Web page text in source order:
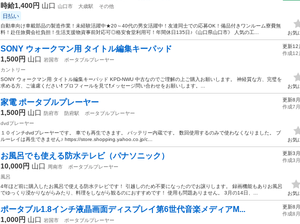
時給1,400円 山口 山口市 大歳駅 その他
日払い
自動車向け車載部品の製造作業！未経験活躍中★20～40代の男女活躍中！友達同士での応募OK！備品付きワンルーム寮費無
料！赴任旅費会社負担！生活支援物資事前対応可◎格安食堂利用可！年間休日135日♪《山口県山口市》 人気の工...
お気
SONY ウォークマン用 タイトル編集キーパッド
1,500円 山口 岩国市
ポータブルプレーヤー
カントリー
SONY ウォークマン用 タイトル編集キーパッド KPD-NWU 中古なのでご理解の上ご購入お願いします。 神経質な方、完璧を
求める方、ご遠慮ください❗️ プロフィールを見て❗️メッセージ問い合わせをお願いします。...
更新12
作成12
お気
家電 ポータブルプレーヤー
1,500円 山口 防府市 防府駅
ポータブルプレーヤー
dvdプレーヤー
１０インチdvdプレーヤーです。 車でも再生できます。 バッテリー内蔵です。 数回使用するのみで使わなくなりました。 ブ
ルーレイは再生できません♪ https://store.shopping.yahoo.co.jp/c...
更新8
作成7
お気
お風呂でも使える防水テレビ（パナソニック）
10,000円 山口 周南市
ポータブルプレーヤー
風呂
4年ほど前に購入したお風呂で使える防水テレビです！ 引越しのため不要になったのでお譲りします。 録画機能もありお風呂
でゆっくり浸かりながらみたり、料理をしながら観るのにおすすめです！ 使用も問題ありません。 3月の14日、...
更新3
作成3
お気
ポータブル1.8インチ液晶画面ディスプレイ第6世代音楽メディアM...
1,000円 山口 岩国市
ポータブルプレーヤー
更新8
作成8